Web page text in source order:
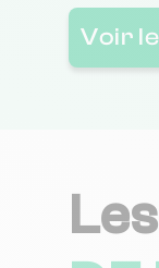
Voir